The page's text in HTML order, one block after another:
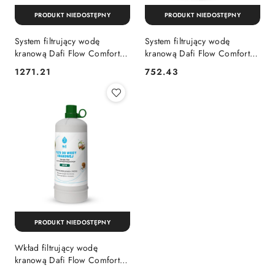
System filtrujący wodę
kranową Dafi Flow Comfort
COMO (chrom)
Cena:
1271.21
PRODUKT NIEDOSTĘPNY
System filtrujący wodę
kranową Dafi Flow Comfort
Cena:
752.43
PRODUKT NIEDOSTĘPNY
Wkład filtrujący wodę
kranową Dafi Flow Comfort
PRODUKT NIEDOSTĘPNY